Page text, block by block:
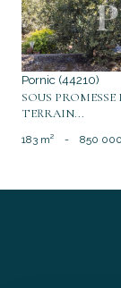
Pornic (44210)
SOUS
TERRAIN...
183 m² - 850